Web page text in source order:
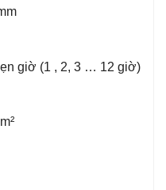
giờ (1 , 2, 3 … 12 giờ)